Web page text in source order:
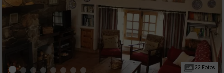
22 Fotos